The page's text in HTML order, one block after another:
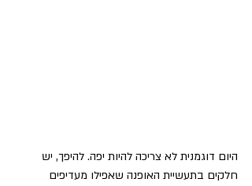
היום דוגמנית לא צריכה להיות יפה. להיפך, יש
חלקים בתעשיית האופנה שאפילו מעדיפים